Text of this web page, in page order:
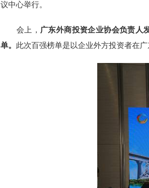
议中心举行。
会上， 广东外商投资企业协会负责人
单。 此次百强榜单是以企业外方投资者在